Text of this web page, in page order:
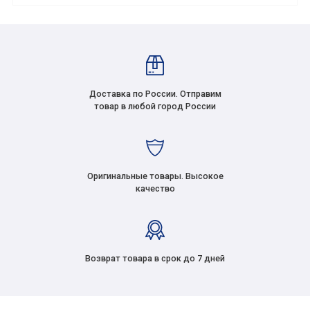
Доставка по России. Отправим
товар в любой город России
Оригинальные товары. Высокое
качество
Возврат товара в срок до 7 дней